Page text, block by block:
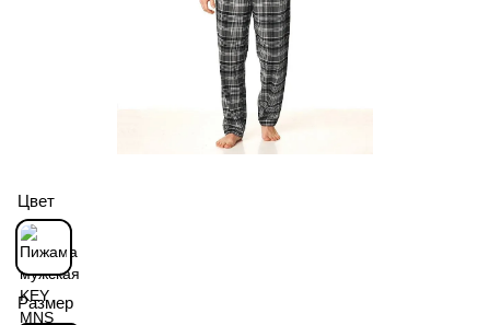
Цвет
Размер